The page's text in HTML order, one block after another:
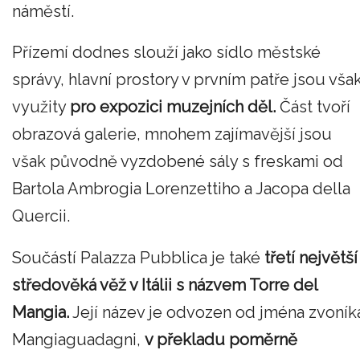
náměstí.
Přízemí dodnes slouží jako sídlo městské
správy, hlavní prostory v prvním patře jsou
využity pro expozici muzejních děl. Část tvoří
obrazová galerie, mnohem zajímavější jsou
však původně vyzdobené sály s freskami od
Bartola Ambrogia Lorenzettiho a Jacopa della
Quercii.
Součástí Palazza Pubblica je také třetí největší
středověká věž v Itálii s názvem Torre del
Mangia.Její název je odvozen od jména
Mangiaguadagni, v překladu poměrně